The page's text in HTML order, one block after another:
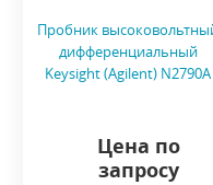
Пробник
дифференциальный
Keysight (Agilent) N2790A
Цена по
запросу